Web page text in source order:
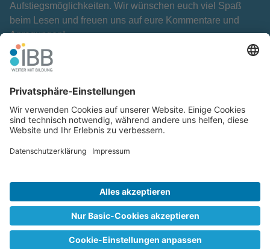
Aufstiegsmöglichkeiten. Wir wünschen euch viel Spaß
beim Lesen und freuen uns auf eure Kommentare und
Anregungen!
Ein Blog der
Cookie-Einstellungen
Glossar
Hinweisgeberschutz
Impressum
© 2026 - IBB Institut für Berufliche Bildung GmbH